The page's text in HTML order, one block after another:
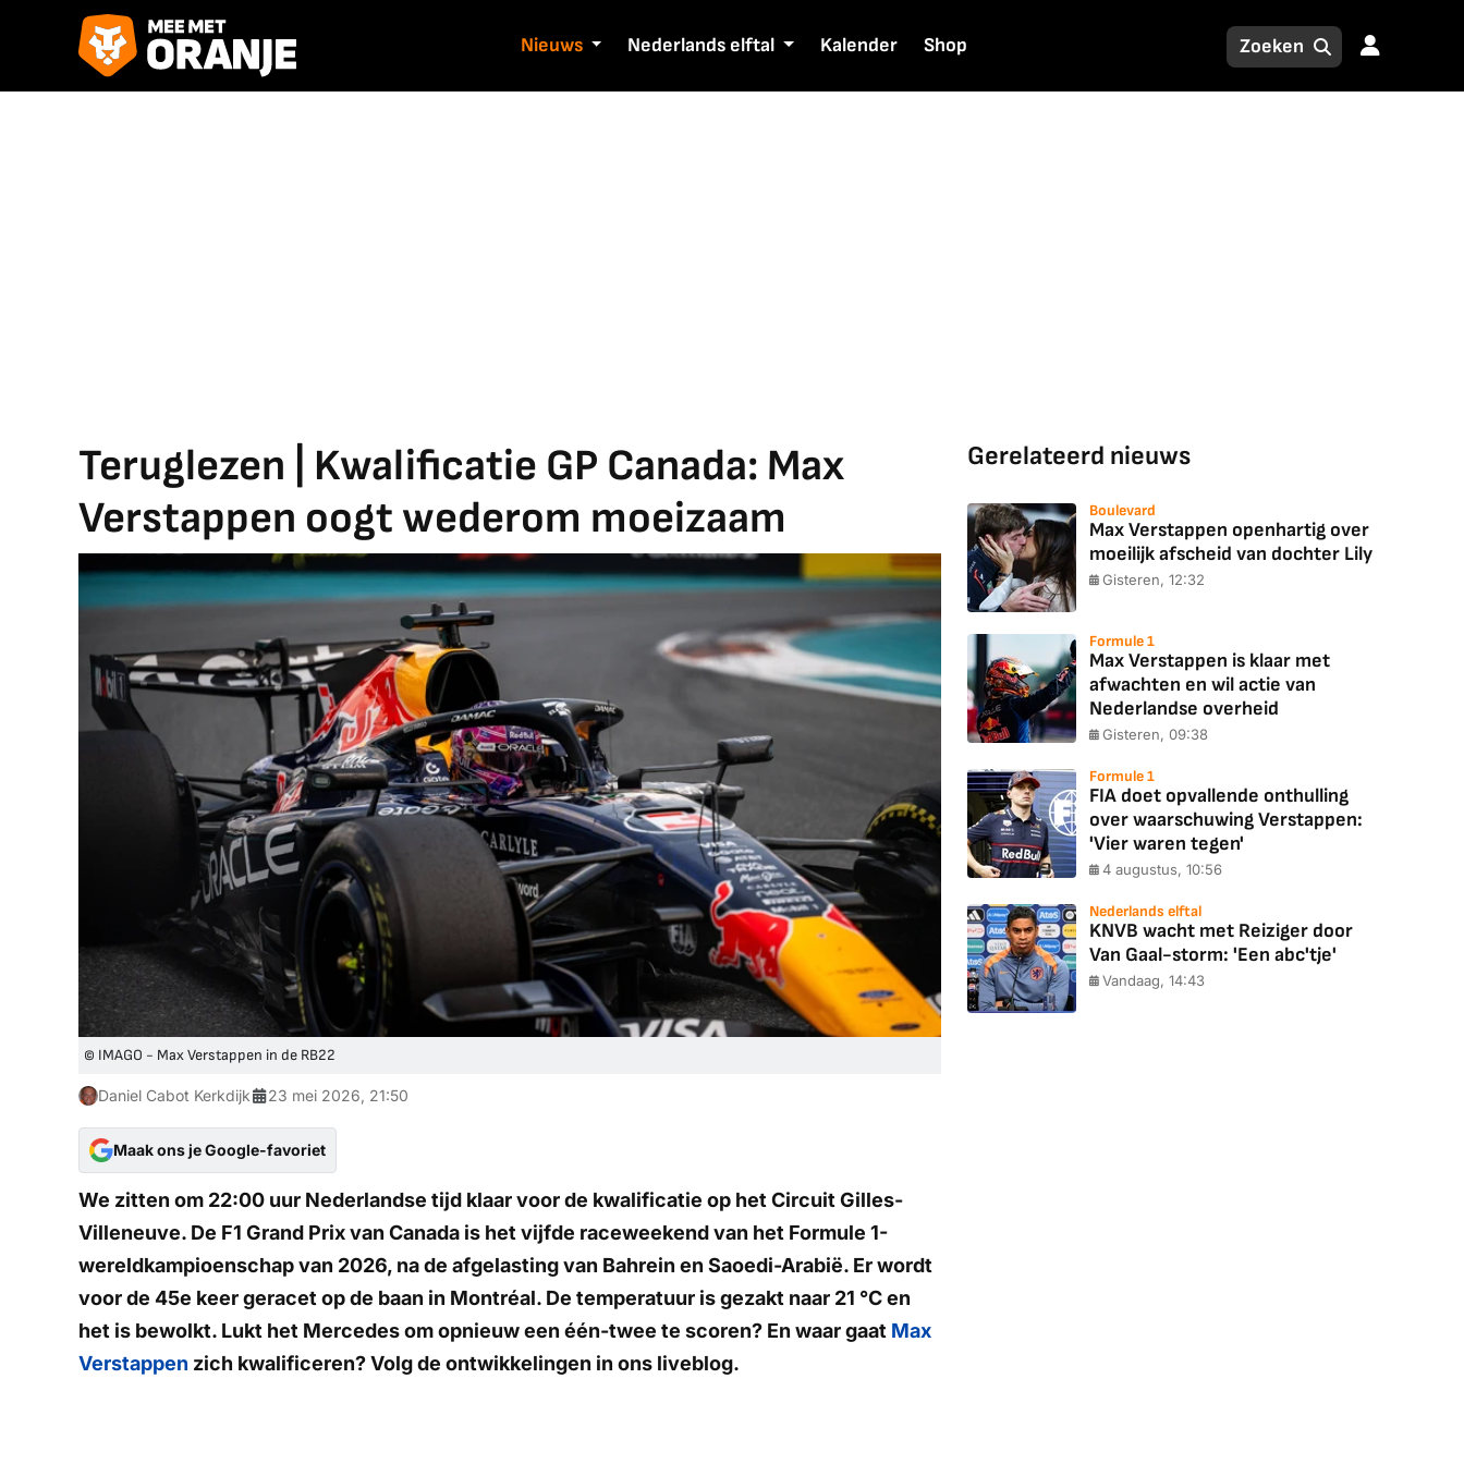
Nieuws Nederlands elftal Kalender Shop
Teruglezen | Kwalificatie GP Canada: Max
Verstappen oogt wederom moeizaam
© IMAGO - Max Verstappen in de RB22
Daniel Cabot Kerkdijk 23 mei 2026, 21:50
Maak ons je Google-favoriet
We zitten om 22:00 uur Nederlandse tijd klaar voor de kwalificatie op het Circuit Gilles-
Villeneuve. De F1 Grand Prix van Canada is het vijfde raceweekend van het Formule 1-
wereldkampioenschap van 2026, na de afgelasting van Bahrein en Saoedi-Arabië. Er wordt
voor de 45e keer geracet op de baan in Montréal. De temperatuur is gezakt naar 21 °C en
het is bewolkt. Lukt het Mercedes om opnieuw een één-twee te scoren? En waar gaat Max
Verstappen zich kwalificeren? Volg de ontwikkelingen in ons liveblog.
Gerelateerd nieuws
Boulevard
Max Verstappen openhartig over
moeilijk afscheid van dochter Lily
Gisteren, 12:32
Formule 1
Max Verstappen is klaar met
afwachten en wil actie van
Nederlandse overheid
Gisteren, 09:38
Formule 1
FIA doet opvallende onthulling
over waarschuwing Verstappen:
'Vier waren tegen'
4 augustus, 10:56
Nederlands elftal
KNVB wacht met Reiziger door
Van Gaal-storm: 'Een abc'tje'
Vandaag, 14:43